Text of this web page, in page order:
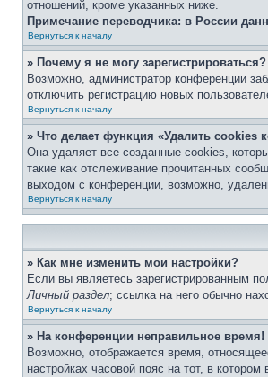
отношений, кроме указанных ниже.
Примечание переводчика: в России
Вернуться к началу
» Почему я не могу зарегистрироваться?
Возможно, администратор конференции
отключить регистрацию новых
Вернуться к началу
» Что делает функция «Удалить cookies
Она удаляет все созданные cookies,
такие как отслеживание прочитанных
выходом с конференции, возможно,
Вернуться к началу
» Как мне изменить мои настройки?
Если вы являетесь зарегистрированным
Личный раздел; ссылка на него обычно
Вернуться к началу
» На конференции неправильное время!
Возможно, отображается время,
настройках часовой пояс на тот, в